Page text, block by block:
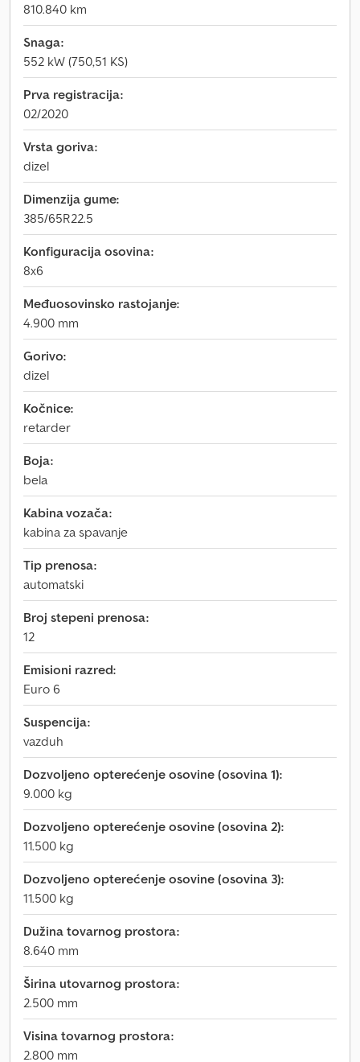
810.840 km
Snaga:
552 kW (750,51 KS)
Prva registracija:
02/2020
Vrsta goriva:
dizel
Dimenzija gume:
385/65R22.5
Konfiguracija osovina:
8x6
Međuosovinsko rastojanje:
4.900 mm
Gorivo:
dizel
Kočnice:
retarder
Boja:
bela
Kabina vozača:
kabina za spavanje
Tip prenosa:
automatski
Broj stepeni prenosa:
12
Emisioni razred:
Euro 6
Suspencija:
vazduh
Dozvoljeno opterećenje osovine (osovina 1):
9.000 kg
Dozvoljeno opterećenje osovine (osovina 2):
11.500 kg
Dozvoljeno opterećenje osovine (osovina 3):
11.500 kg
Dužina tovarnog prostora:
8.640 mm
Širina utovarnog prostora:
2.500 mm
Visina tovarnog prostora:
2.800 mm